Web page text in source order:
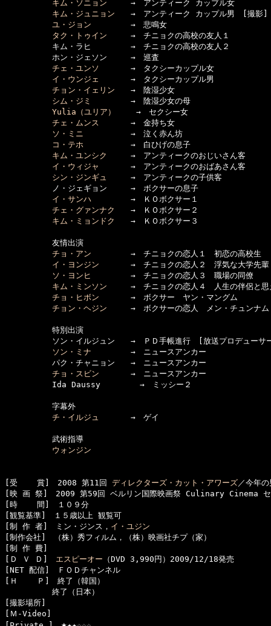
キム・ソニョン →　アンティーク カップル女
キム・ジュニョン →　アンティーク カップル男　[撮影]
ユ・ジョン →　悲鳴女
タク・トゥイン →　チニョクの高校の友人１
キム・ラヒ　　　　　→　チニョクの高校の友人２
ホン・ジェソン　　　→　巡査
チェ・ユンソ
→　タクシーカップル女
イ・ウンジェ →　タクシーカップル男
チョン・イェリン →　陰湿少女
シム・ジミ
→　陰湿少女の母
Yulia（ユリア）
→　セクシー女
チェ・ムンス →　金持ち女
ソ・ミニ →　泣く赤ん坊
コ・テホ →　白ひげの息子
キム・ユンシク
→　アンティークのおじいさん客
イ・ウィジャ
→　アンティークのおばあさん客
シン・ジンギュ
→　アンティークの子供客
ノ・ジェギョン　　　→　ボクサーの息子
イ・サンハ →　ＫＯボクサー１
チェ・グァンナク
→　ＫＯボクサー２
キム・ミョンドク
→　ＫＯボクサー３
友情出演
チョ・アン →　チニョクの恋人１　初恋の高校生
イ・ヨンジン →　チニョクの恋人２　浮気な大学先輩
ソ・ヨンヒ
→　チニョクの恋人３　職場の同僚
キム・ミンソン →　チニョクの恋人４　人生の伴侶と思
チョ・ヒボン →　ボクサー　ヤン・マングム
チョン・ヘジン →　ボクサーの恋人　メン・チュンナム
特別出演
ソン・イルジュン　　→　ＰＤ手帳進行　[放送プロデューサ
ソン・ミナ →　ニュースアンカー
パク・チャニョン　　→　ニュースアンカー
チョ・スビン →　ニュースアンカー
Ida Daussy　　　　　→　ミッシー２
字幕外
チ・イルジュ
→　ゲイ
武術指導
ウォンジン
[受    賞]　2008 第11回 ディレクターズ・カット・アワーズ／今年
[映 画 祭]　2009 第59回 ベルリン国際映画祭 Culinary Cinema セ
[時    間]　１０９分
[観覧基準]　１５歳以上 観覧可
[制 作 者]　ミン・ジンス， イ・ユジン
[制作会社]　（株）秀フィルム，（株）映画社チプ（家）
[制 作 費]
[Ｄ Ｖ Ｄ] エスピーオー （DVD 3,990円）2009/12/18発売
[NET 配信]　ＦＯＤチャンネル
[Ｈ    Ｐ]　終了（韓国）
終了（日本）
[撮影場所]
[Ｍ-Video]